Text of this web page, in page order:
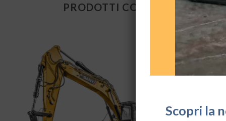
PRODOTTI CORRELATI
Scopri la